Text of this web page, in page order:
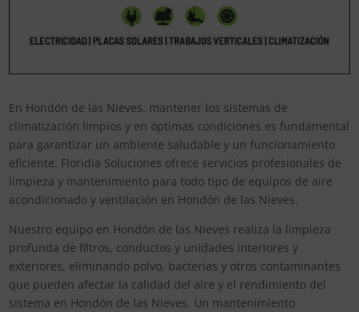
En Hondón de las Nieves, mantener los sistemas de
climatización limpios y en óptimas condiciones es fundamental
para garantizar un ambiente saludable y un funcionamiento
eficiente. Floridia Soluciones ofrece servicios profesionales de
limpieza y mantenimiento para todo tipo de equipos de aire
acondicionado y ventilación en Hondón de las Nieves.
Nuestro equipo en Hondón de las Nieves realiza la limpieza
profunda de filtros, conductos y unidades interiores y
exteriores, eliminando polvo, bacterias y otros contaminantes
que pueden afectar la calidad del aire y el rendimiento del
sistema en Hondón de las Nieves. Un mantenimiento